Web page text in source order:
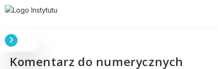
Komentarz do numerycznych